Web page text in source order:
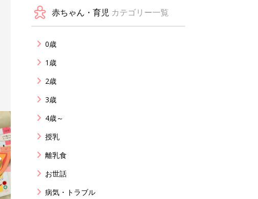
赤ちゃん・育児 カテゴリー一覧
0歳
1歳
2歳
3歳
4歳～
授乳
離乳食
お世話
病気・トラブル